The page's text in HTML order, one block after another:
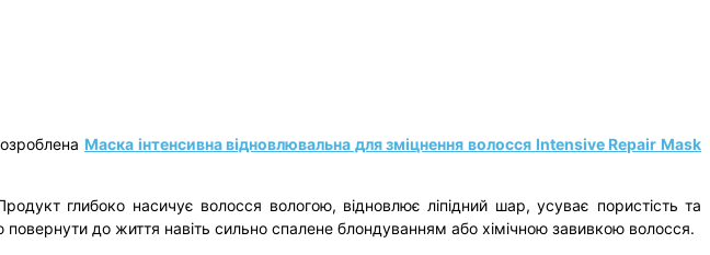
Маска інтенсивна відновлювальна для зміцнення волосся Intensive Repair Mask
глибоко насичує волосся вологою, відновлює ліпідний шар, усуває пористість та
повернути до життя навіть сильно спалене блондуванням або хімічною завивкою волосся.